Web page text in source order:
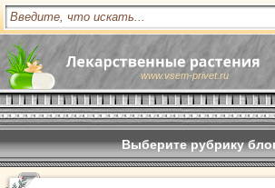
www.vsem-privet.ru
Выберите рубрику